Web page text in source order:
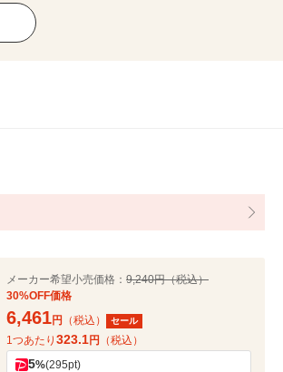
メーカー希望小売価格： 9,240円（税込）
30%OFF価格
6,461円 （税込） セール
1つあたり 323.1円 （税込）
5%(295pt)